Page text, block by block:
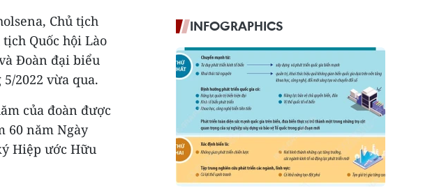
Chủ tịch
Quốc hội Lào
Đoàn đại biểu
2022 vừa qua.
của đoàn được
60 năm Ngày
Hiệp ước Hữu
INFOGRAPHICS